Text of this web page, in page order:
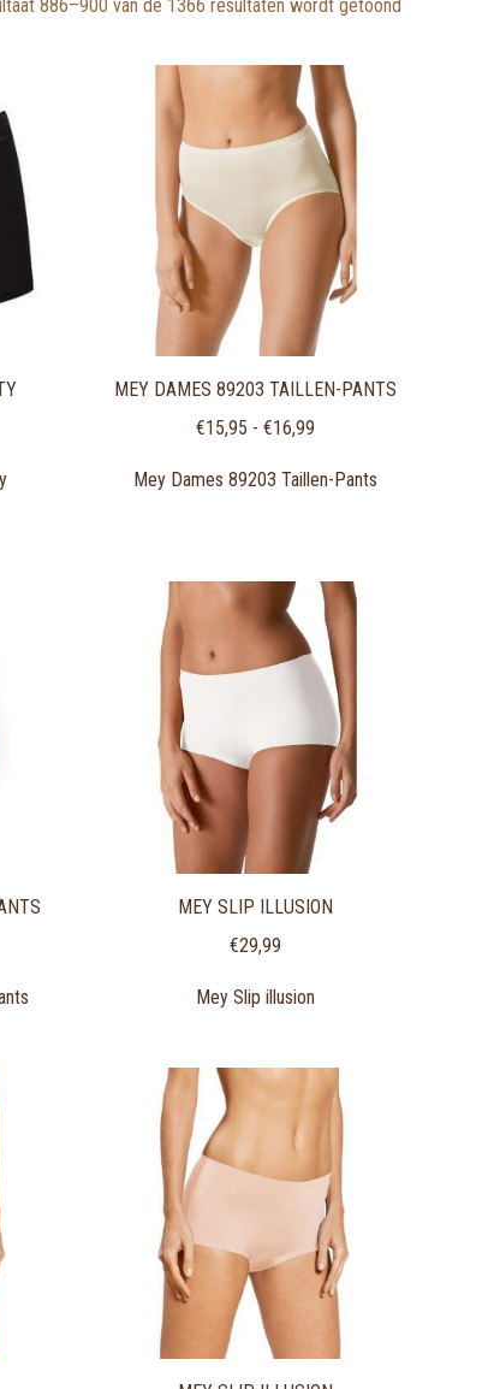
886–900 van de 1366 resultaten wordt getoond
MEY DAMES 89203 TAILLEN-PANTS
€15,95 - €16,99
Mey Dames 89203 Taillen-Pants
MEY SLIP ILLUSION
€29,99
Mey Slip illusion